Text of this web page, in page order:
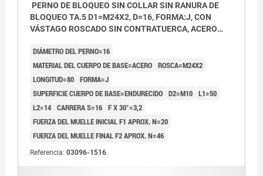
PERNO DE BLOQUEO SIN COLLAR SIN RANURA DE
BLOQUEO TA.5 D1=M24X2, D=16, FORMA:J, CON
VÁSTAGO ROSCADO SIN CONTRATUERCA, ACERO
DIÁMETRO DEL PERNO=16
MATERIAL DEL CUERPO DE BASE=ACERO ROSCA=M24X2
LONGITUD=80 FORMA=J
SUPERFICIE CUERPO DE BASE=ENDURECIDO D2=M10 L1=50
L2=14 CARRERA S=16 F X 30°=3,2
FUERZA DEL MUELLE INICIAL F1 APROX. N=20
FUERZA DEL MUELLE FINAL F2 APROX. N=46
Referencia: 03096-1516